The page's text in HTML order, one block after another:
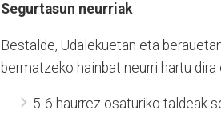
Segurtasun neurriak
Bestalde, Udalekuetan eta
bermatzeko hainbat neurri hartu
5-6 haurrez osaturiko taldeak